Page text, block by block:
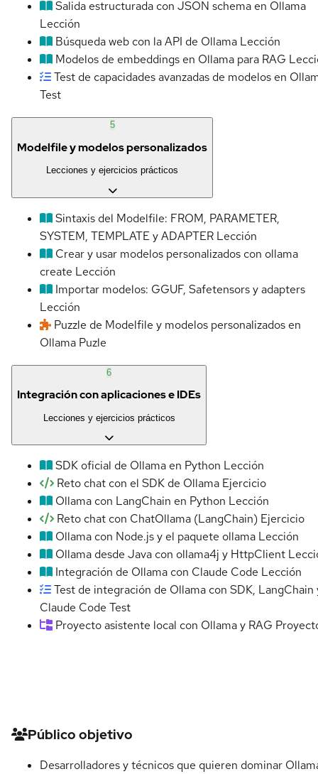
Salida estructurada con JSON schema en Ollama
Lección
Búsqueda web con la API de Ollama Lección
Modelos de embeddings en Ollama para RAG
Test de capacidades avanzadas de modelos en
Test
5
Modelfile y modelos personalizados
Lecciones y ejercicios prácticos
Sintaxis del Modelfile: FROM, PARAMETER,
SYSTEM, TEMPLATE y ADAPTER Lección
Crear y usar modelos personalizados con ollama
create Lección
Importar modelos: GGUF, Safetensors y adapters
Lección
Puzzle de Modelfile y modelos personalizados en
Ollama Puzle
6
Integración con aplicaciones e IDEs
Lecciones y ejercicios prácticos
SDK oficial de Ollama en Python Lección
Reto chat con el SDK de Ollama Ejercicio
Ollama con LangChain en Python Lección
Reto chat con ChatOllama (LangChain) Ejercicio
Ollama con Node.js y el paquete ollama Lección
Ollama desde Java con ollama4j y HttpClient
Integración de Ollama con Claude Code Lección
Test de integración de Ollama con SDK, LangChain
Claude Code Test
Proyecto asistente local con Ollama y RAG
Detalles del curso
Público objetivo
Desarrolladores y técnicos que quieren dominar